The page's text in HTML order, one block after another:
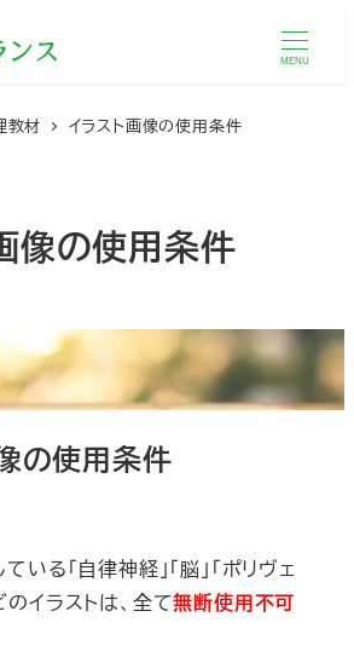
MENU
教材 イラスト画像の使用条件
像の使用条件
の使用条件
いる「自律神経」「脳」「ポリヴェ
イラストは、全て無断使用不可